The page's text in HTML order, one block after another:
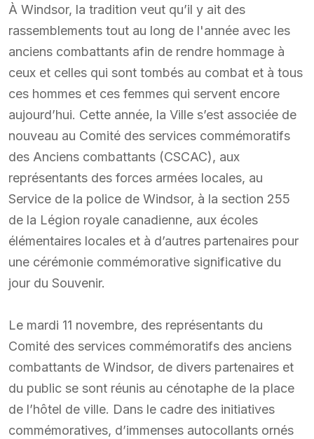
À Windsor, la tradition veut qu’il y ait des
rassemblements tout au long de l'année avec les
anciens combattants afin de rendre hommage à
ceux et celles qui sont tombés au combat et à tous
ces hommes et ces femmes qui servent encore
aujourd’hui. Cette année, la Ville s’est associée de
nouveau au Comité des services commémoratifs
des Anciens combattants (CSCAC), aux
représentants des forces armées locales, au
Service de la police de Windsor, à la section 255
de la Légion royale canadienne, aux écoles
élémentaires locales et à d’autres partenaires pour
une cérémonie commémorative significative du
jour du Souvenir.
Le mardi 11 novembre, des représentants du
Comité des services commémoratifs des anciens
combattants de Windsor, de divers partenaires et
du public se sont réunis au cénotaphe de la place
de l’hôtel de ville. Dans le cadre des initiatives
commémoratives, d’immenses autocollants ornés